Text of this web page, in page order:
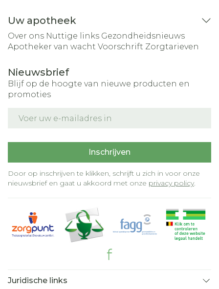
Uw apotheek
Over ons Nuttige links Gezondheidsnieuws
Apotheker van wacht Voorschrift Zorgtarieven
Nieuwsbrief
Blijf op de hoogte van nieuwe producten en
promoties
Inschrijven
Door op inschrijven te klikken, schrijft u zich in voor onze
nieuwsbrief en gaat u akkoord met onze privacy policy.
Juridische links